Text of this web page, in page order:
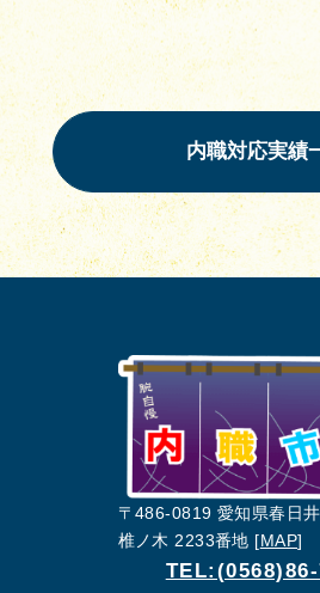
内職対応実績
〒486-0819 愛知県春日
椎ノ木 2233番地 [MAP]